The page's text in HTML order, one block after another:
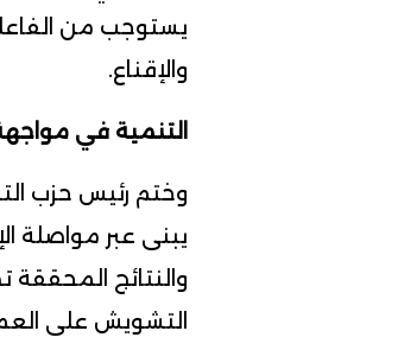
يستوجب من
والإقناع.
التنمية في
وختم رئيس حزب
يبنى عبر مواصلة
والنتائج
التشويش على